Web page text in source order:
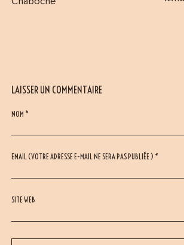
LAISSER UN COMMENTAIRE
NOM *
EMAIL (VOTRE ADRESSE E-MAIL NE SERA PAS PUBLIÉE ) *
SITE WEB